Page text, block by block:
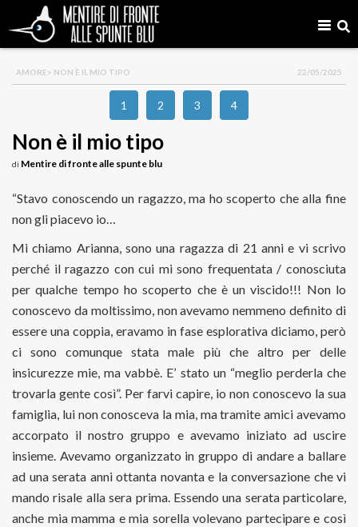
AMORE> NON È IL MIO TIPO 22/05/2025
1 2 3 4
Non è il mio tipo
di Mentire di fronte alle spunte blu
“Stavo conoscendo un ragazzo, ma ho scoperto che alla fine
non gli piacevo io…
Mi chiamo Arianna, sono una ragazza di 21 anni e vi scrivo
perché il ragazzo con cui mi sono frequentata / conosciuta
per qualche tempo ho scoperto che è un viscido!!! Non lo
conoscevo da moltissimo, non avevamo nemmeno definito di
essere una coppia, eravamo in fase esplorativa diciamo, però
ci sono comunque stata male più che altro per delle
insicurezze mie, ma vabbè. E’ stato un “meglio perderla che
trovarla gente così”. Per farvi capire, io non conoscevo la sua
famiglia, lui non conosceva la mia, ma tramite amici avevamo
accorpato il nostro gruppo e avevamo iniziato ad uscire
insieme. Avevamo organizzato in gruppo di andare a ballare
ad una serata anni ottanta novanta e la conversazione che vi
mando risale alla sera prima. Essendo una serata particolare,
anche mia mamma e mia sorella volevano partecipare e così